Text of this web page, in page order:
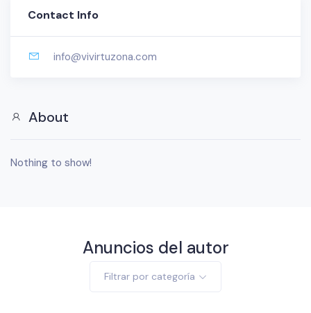
Contact Info
info@vivirtuzona.com
About
Nothing to show!
Anuncios del autor
Filtrar por categoría